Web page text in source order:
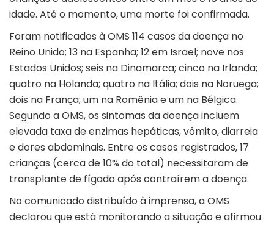
idade. Até o momento, uma morte foi confirmada.
Foram notificados à OMS 114 casos da doença no
Reino Unido; 13 na Espanha; 12 em Israel; nove nos
Estados Unidos; seis na Dinamarca; cinco na Irlanda;
quatro na Holanda; quatro na Itália; dois na Noruega;
dois na França; um na Romênia e um na Bélgica.
Segundo a OMS, os sintomas da doença incluem
elevada taxa de enzimas hepáticas, vômito, diarreia
e dores abdominais. Entre os casos registrados, 17
crianças (cerca de 10% do total) necessitaram de
transplante de fígado após contraírem a doença.
No comunicado distribuído à imprensa, a OMS
declarou que está monitorando a situação e afirmou